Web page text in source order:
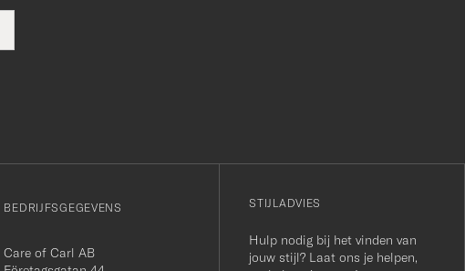
BEDRIJFSGEGEVENS
Care of Carl AB
STIJLADVIES
Hulp nodig bij het vinden van
jouw stijl? Laat ons je helpen,